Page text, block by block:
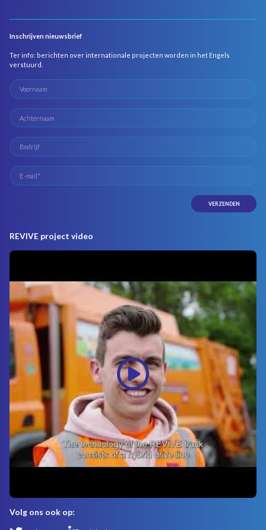
Inschrijven nieuwsbrief
Ter info: berichten over internationale projecten worden in het Engels
verstuurd.
REVIVE project video
Volg ons ook op: